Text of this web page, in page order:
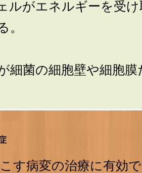
ルがエネルギーを受
。
細菌の細胞壁や細胞
す病変の治療に有効